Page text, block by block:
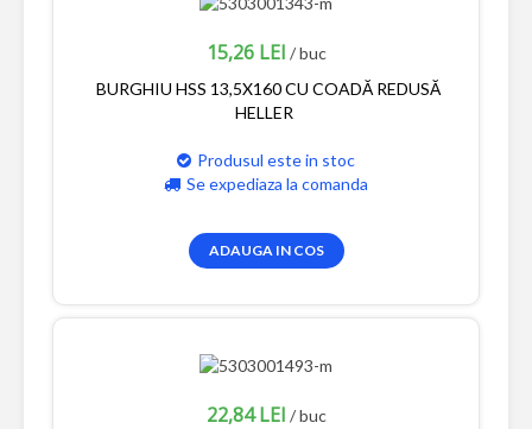
15,26 LEI / buc
BURGHIU HSS 13,5X160 CU COADĂ REDUSĂ
HELLER
Produsul este in stoc
Se expediaza la comanda
ADAUGA IN COS
22,84 LEI / buc